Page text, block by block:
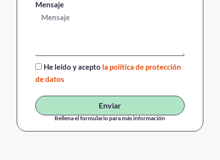
Mensaje
He leído y acepto la política de protección
de datos
Enviar
Rellena el formulario para más información